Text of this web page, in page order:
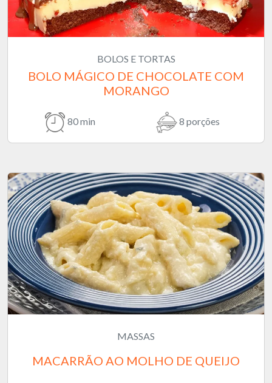
BOLOS E TORTAS
BOLO MÁGICO DE CHOCOLATE COM
MORANGO
80 min 8 porções
MASSAS
MACARRÃO AO MOLHO DE QUEIJO